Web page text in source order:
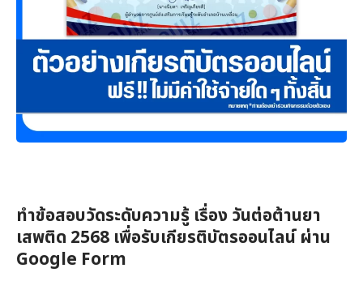
ทำข้อสอบวัดระดับความรู้ เรื่อง วันต่อต้านยา
เสพติด 2568 เพื่อรับเกียรติบัตรออนไลน์ ผ่าน
Google Form